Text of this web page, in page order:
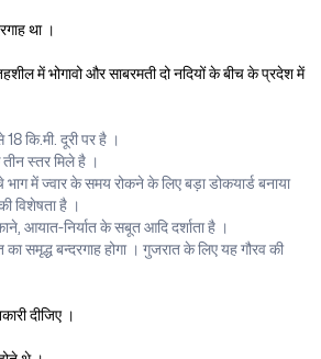
था ।
में भोगावो और साबरमती दो नदियों के बीच के प्रदेश में
कि.मी. दूरी पर है ।
स्तर मिले है ।
भाग में ज्वार के समय रोकने के लिए बड़ा डोकयार्ड बनाया
विशेषता है ।
आयात-निर्यात के सबूत आदि दर्शाता है ।
समृद्ध बन्दरगाह होगा । गुजरात के लिए यह गौरव की
दीजिए ।